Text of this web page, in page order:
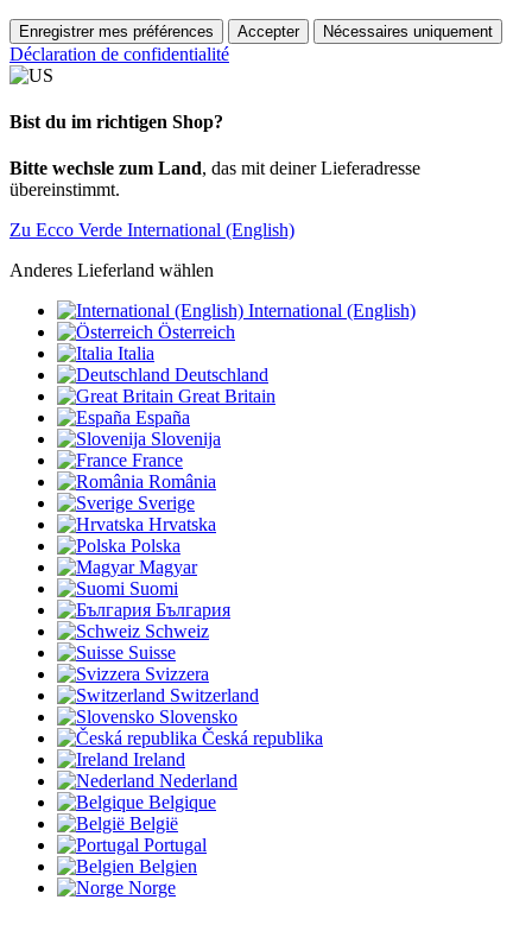
Enregistrer mes préférences Accepter Nécessaires uniquement
Déclaration de confidentialité
Bist du im richtigen Shop?
Bitte wechsle zum Land, das mit deiner Lieferadresse
übereinstimmt.
Zu Ecco Verde International (English)
Anderes Lieferland wählen
International (English)
Österreich
Italia
Deutschland
Great Britain
España
Slovenija
France
România
Sverige
Hrvatska
Polska
Magyar
Suomi
България
Schweiz
Suisse
Svizzera
Switzerland
Slovensko
Česká republika
Ireland
Nederland
Belgique
België
Portugal
Belgien
Norge